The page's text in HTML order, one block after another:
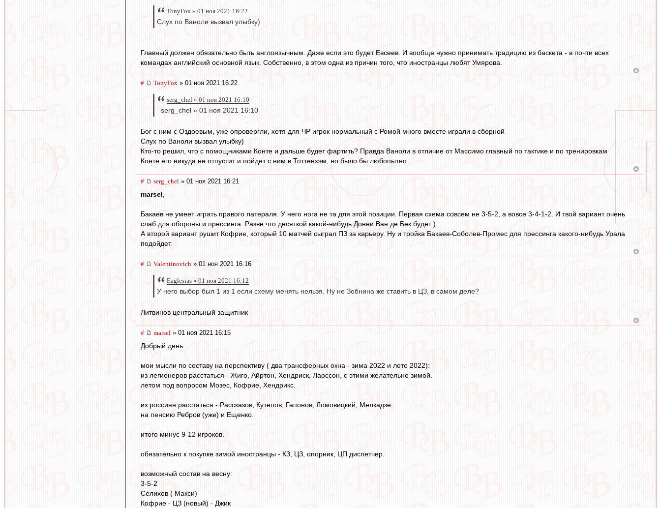
TonyFox » 01 ноя 2021 16:22
Слух по Ваноли вызвал улыбку)
Главный должен обязательно быть англоязычным. Даже если это будет Евсеев. И вообще нужно принимать традицию из баскета - в почти всех
командах английский основной язык. Собственно, в этом одна из причин того, что иностранцы любят Умярова.
# TonyFox » 01 ноя 2021 16:22
serg_chel » 01 ноя 2021 16:10
serg_chel » 01 ноя 2021 16:10
Бог с ним с Оздоевым, уже опровергли, хотя для ЧР игрок нормальный с Ромой много вместе играли в сборной
Слух по Ваноли вызвал улыбку)
Кто-то решил, что с помощниками Конте и дальше будет фартить? Правда Ваноли в отличие от Массимо главный по тактике и по тренировкам
Конте его никуда не отпустит и пойдет с ним в Тоттенхэм, но было бы любопытно
# serg_chel » 01 ноя 2021 16:21
marsel
Бакаев не умеет играть правого латераля. У него нога не та для этой позиции. Первая схема совсем не 3-5-2, а вовсе 3-4-1-2. И твой вариант очень
слаб для обороны и прессинга. Разве что десяткой какой-нибудь Донни Ван де Бек будет:)
А второй вариант рушит Кофрие, который 10 матчей сыграл ПЗ за карьеру. Ну и тройка Бакаев-Соболев-Промес для прессинга какого-нибудь Урала
подойдет.
# Valentinovich » 01 ноя 2021 16:16
Eaglesias » 01 ноя 2021 16:12
У него выбор был 1 из 1 если схему менять нельзя. Ну не Зобнина же ставить в ЦЗ, в самом деле?
Литвинов центральный защитник
# marsel » 01 ноя 2021 16:15
Добрый день.
мои мысли по составу на перспективу ( два трансферных окна - зима 2022 и лето 2022):
из легионеров расстаться - Жиго, Айртон, Хендриск, Ларссон, с этими желательно зимой.
летом под вопросом Мозес, Кофрие, Хендрикс.
из россиян расстаться - Рассказов, Кутепов, Гапонов, Ломовицкий, Мелкадзе.
на пенсию Ребров (уже) и Ещенко.
итого минус 9-12 игроков.
обязательно к покупке зимой иностранцы - КЗ, ЦЗ, опорник, ЦП диспетчер.
возможный состав на весну:
3-5-2
Селихов ( Макси)
Кофрие - ЦЗ (новый) - Джик